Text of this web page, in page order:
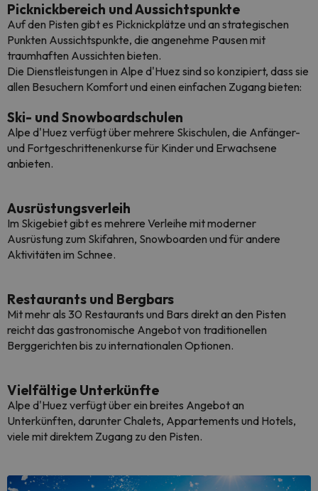
Picknickbereich und Aussichtspunkte
Auf den Pisten gibt es Picknickplätze und an strategischen
Punkten Aussichtspunkte, die angenehme Pausen mit
traumhaften Aussichten bieten.
Die Dienstleistungen in Alpe d'Huez sind so konzipiert, dass sie
allen Besuchern Komfort und einen einfachen Zugang bieten:
Ski- und Snowboardschulen
Alpe d'Huez verfügt über mehrere Skischulen, die Anfänger-
und Fortgeschrittenenkurse für Kinder und Erwachsene
anbieten.
Ausrüstungsverleih
Im Skigebiet gibt es mehrere Verleihe mit moderner
Ausrüstung zum Skifahren, Snowboarden und für andere
Aktivitäten im Schnee.
Restaurants und Bergbars
Mit mehr als 30 Restaurants und Bars direkt an den Pisten
reicht das gastronomische Angebot von traditionellen
Berggerichten bis zu internationalen Optionen.
Vielfältige Unterkünfte
Alpe d'Huez verfügt über ein breites Angebot an
Unterkünften, darunter Chalets, Appartements und Hotels,
viele mit direktem Zugang zu den Pisten.